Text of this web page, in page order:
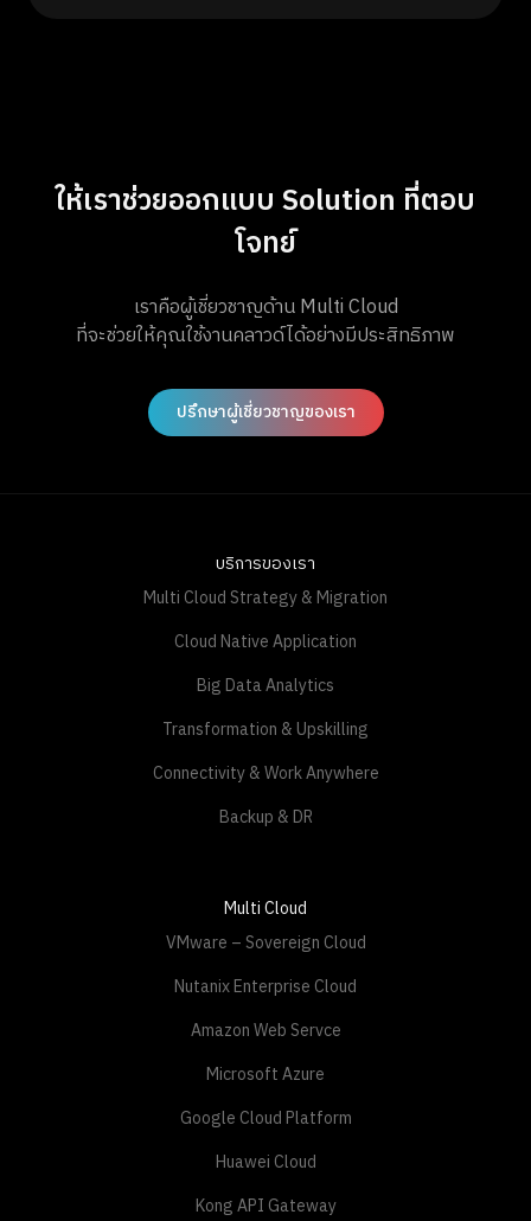
ให้เราช่วยออกแบบ Solution ที่ตอบ
โจทย์
เราคือผู้เชี่ยวชาญด้าน Multi Cloud
ที่จะช่วยให้คุณใช้งานคลาวด์ได้อย่างมีประสิทธิภาพ
ปรึกษาผู้เชี่ยวชาญของเรา
บริการของเรา
Multi Cloud Strategy & Migration
Cloud Native Application
Big Data Analytics
Transformation & Upskilling
Connectivity & Work Anywhere
Backup & DR
Multi Cloud
VMware – Sovereign Cloud
Nutanix Enterprise Cloud
Amazon Web Servce
Microsoft Azure
Google Cloud Platform
Huawei Cloud
Kong API Gateway